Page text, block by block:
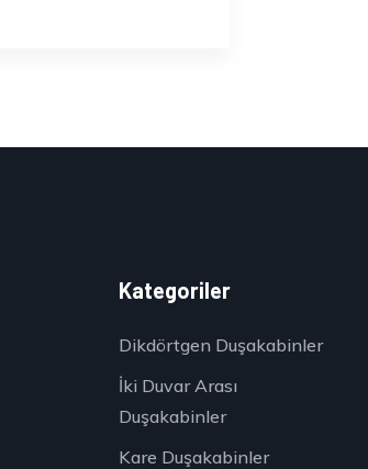
Kategoriler
Dikdörtgen Duşakabinler
İki Duvar Arası
Duşakabinler
Kare Duşakabinler